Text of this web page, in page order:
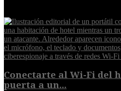
Conectarte al Wi-Fi del
puerta a un...